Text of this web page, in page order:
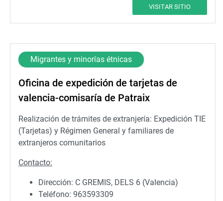
VISITAR SITIO
Migrantes y minorías étnicas
Oficina de expedición de tarjetas de
valencia-comisaría de Patraix
Realización de trámites de extranjería: Expedición TIE
(Tarjetas) y Régimen General y familiares de
extranjeros comunitarios
Contacto:
Dirección: C GREMIS, DELS 6 (Valencia)
Teléfono: 963593309